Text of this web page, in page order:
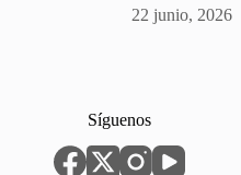
22 junio, 2026
Síguenos